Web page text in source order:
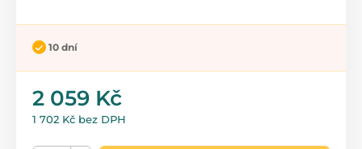
10 dní
2 059 Kč
1 702 Kč bez DPH